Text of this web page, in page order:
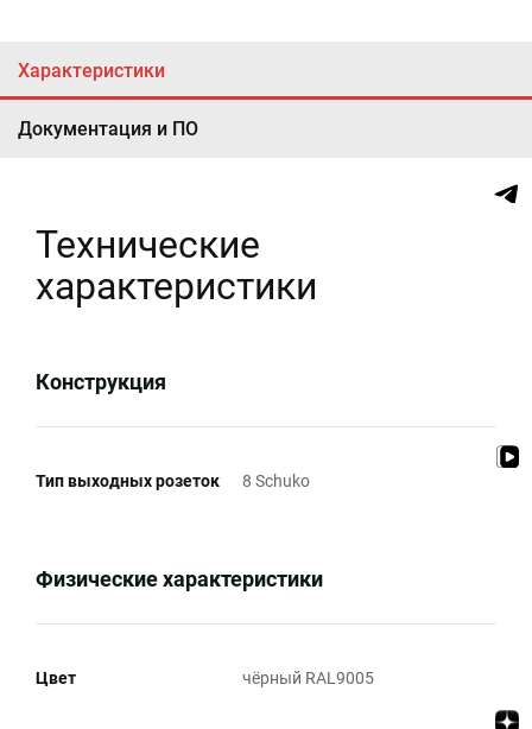
Характеристики
Документация и ПО
Технические
характеристики
Конструкция
Тип выходных розеток 8 Schuko
Физические характеристики
Цвет чёрный RAL9005